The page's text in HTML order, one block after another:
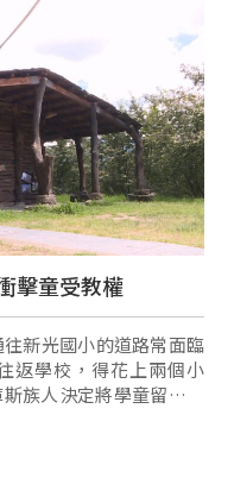
擊童受教權
新光國小的道路常面臨
返學校，得花上兩個小
族人決定將學童留在部
為現在的新光國小司馬